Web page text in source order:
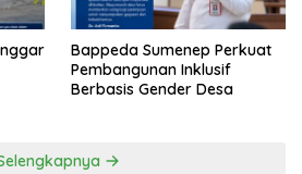
Bappeda Sumenep Perkuat
Pembangunan Inklusif
Berbasis Gender Desa